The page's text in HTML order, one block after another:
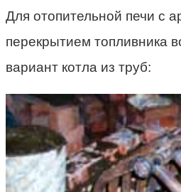
Для отопительной печи с
перекрытием топливника
вариант котла из труб: